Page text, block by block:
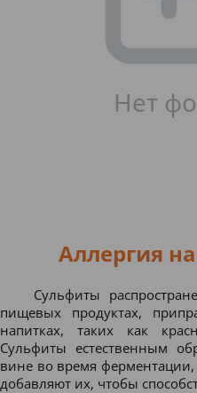
Аллергия
Сульфиты
пищевых продуктах,
напитках, таких как
Сульфиты естественным
вине во время
добавляют их, чтобы